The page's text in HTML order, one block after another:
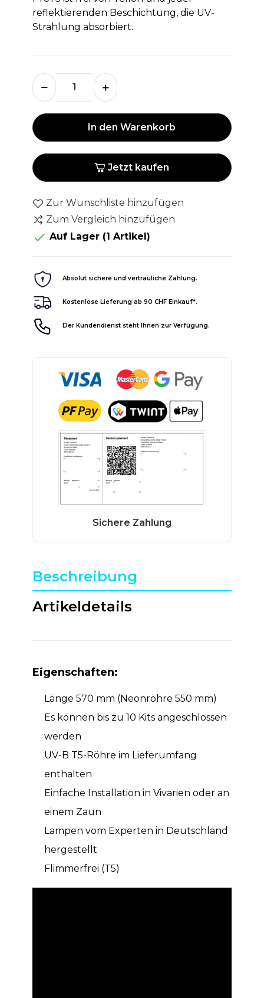
reflektierenden Beschichtung, die UV-
Strahlung absorbiert.
In den Warenkorb
Jetzt kaufen
Zur Wunschliste hinzufügen
Zum Vergleich hinzufügen
 Auf Lager (1 Artikel)
Absolut sichere und vertrauliche Zahlung.
Kostenlose Lieferung ab 90 CHF Einkauf*.
Der Kundendienst steht Ihnen zur Verfügung.
Beschreibung
Artikeldetails
Eigenschaften:
Länge 570 mm (Neonröhre 550 mm)
Es können bis zu 10 Kits angeschlossen
werden
UV-B T5-Röhre im Lieferumfang
enthalten
Einfache Installation in Vivarien oder an
einem Zaun
Lampen vom Experten in Deutschland
hergestellt
Flimmerfrei (T5)